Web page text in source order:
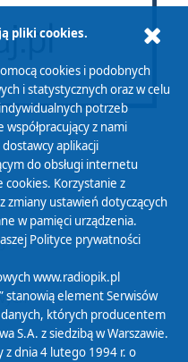
pliki cookies.
cookies i podobnych
i statystycznych oraz w celu
potrzeb
z nami
aplikacji
do obsługi internetu
cookies. Korzystanie z
zmiany ustawień dotyczących
w pamięci urządzenia.
Polityce prywatności
www.radiopik.pl
stanowią element Serwisów
których producentem
S.A. z siedzibą w Warszawie.
z dnia 4 lutego 1994 r. o